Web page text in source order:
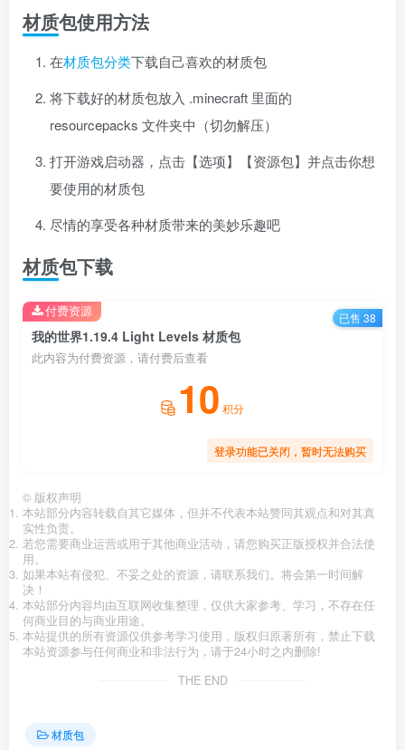
材质包使用方法
在材质包分类下载自己喜欢的材质包
将下载好的材质包放入 .minecraft 里面的
resourcepacks 文件夹中（切勿解压）
打开游戏启动器，点击【选项】【资源包】并点击你想
要使用的材质包
尽情的享受各种材质带来的美妙乐趣吧
材质包下载
我的世界1.19.4 Light Levels 材质包
此内容为付费资源，请付费后查看
10 积分
登录功能已关闭，暂时无法购买
付费资源 已售 38
© 版权声明
本站部分内容转载自其它媒体，但并不代表本站赞同其观点和对其真
实性负责。
若您需要商业运营或用于其他商业活动，请您购买正版授权并合法使
用。
如果本站有侵犯、不妥之处的资源，请联系我们。将会第一时间解
决！
本站部分内容均由互联网收集整理，仅供大家参考、学习，不存在任
何商业目的与商业用途。
本站提供的所有资源仅供参考学习使用，版权归原著所有，禁止下载
本站资源参与任何商业和非法行为，请于24小时之内删除!
THE END
材质包